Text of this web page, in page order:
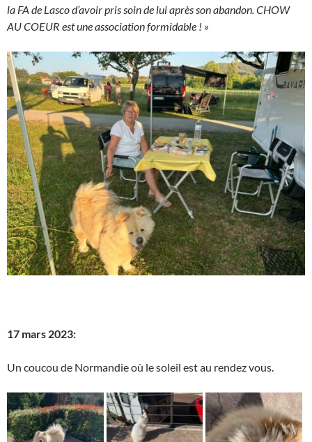
la FA de Lasco d’avoir pris soin de lui après son abandon. CHOW
AU COEUR est une association formidable ! »
17 mars 2023:
Un coucou de Normandie où le soleil est au rendez vous.